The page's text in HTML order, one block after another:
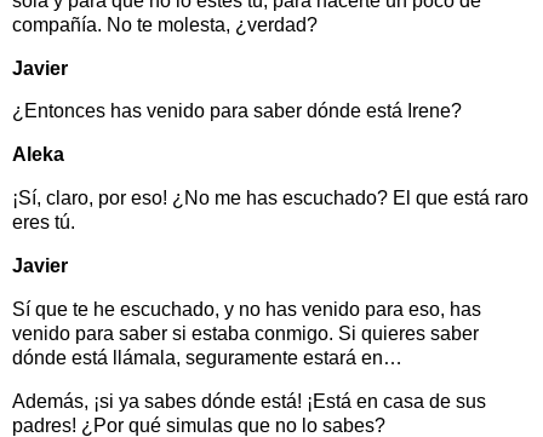
compañía. No te molesta, ¿verdad?
Javier
¿Entonces has venido para saber dónde está Irene?
Aleka
¡Sí, claro, por eso! ¿No me has escuchado? El que está raro
eres tú.
Javier
Sí que te he escuchado, y no has venido para eso, has
venido para saber si estaba conmigo. Si quieres saber
dónde está llámala, seguramente estará en…
Además, ¡si ya sabes dónde está! ¡Está en casa de sus
padres! ¿Por qué simulas que no lo sabes?